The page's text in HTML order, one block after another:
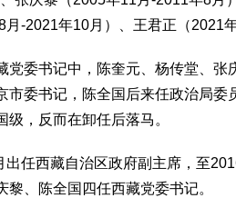
-2021年10月）、王君正（2021
委书记中，陈奎元、杨传堂、张
市委书记，陈全国后来任政治局委
，反而在卸任后落马。
西藏自治区政府副主席，至
黎、陈全国四任西藏党委书记。